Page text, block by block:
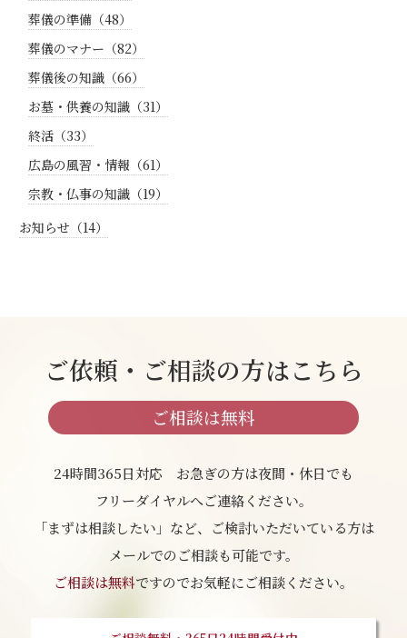
葬儀の準備（48）
葬儀のマナー（82）
葬儀後の知識（66）
お墓・供養の知識（31）
終活（33）
広島の風習・情報（61）
宗教・仏事の知識（19）
お知らせ（14）
ご依頼・ご相談の方はこちら
ご相談は無料
24時間365日対応 お急ぎの方は夜間・休日でも
フリーダイヤルへご連絡ください。
「まずは相談したい」など、ご検討いただいている方は
メールでのご相談も可能です。
ご相談は無料ですのでお気軽にご相談ください。